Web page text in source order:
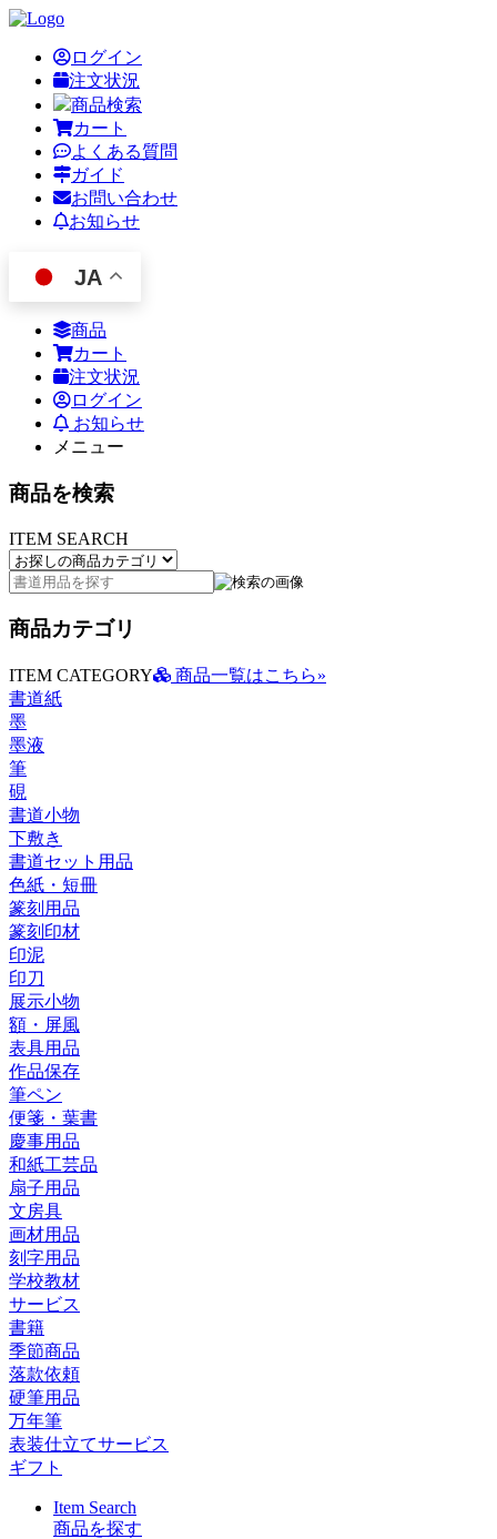
ログイン
注文状況
商品検索
カート
よくある質問
ガイド
お問い合わせ
お知らせ
JA
商品
カート
注文状況
ログイン
お知らせ
メニュー
商品を検索
ITEM SEARCH
商品カテゴリ
ITEM CATEGORY
商品一覧はこちら»
書道紙
墨
墨液
筆
硯
書道小物
下敷き
書道セット用品
色紙・短冊
篆刻用品
篆刻印材
印泥
印刀
展示小物
額・屏風
表具用品
作品保存
筆ペン
便箋・葉書
慶事用品
和紙工芸品
扇子用品
文房具
画材用品
刻字用品
学校教材
サービス
書籍
季節商品
落款依頼
硬筆用品
万年筆
表装仕立てサービス
ギフト
Item Search
商品を探す